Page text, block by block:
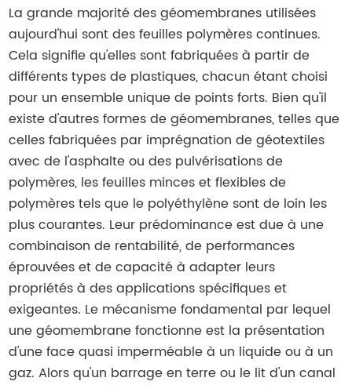
La grande majorité des géomembranes utilisées
aujourd'hui sont des feuilles polymères continues.
Cela signifie qu'elles sont fabriquées à partir de
différents types de plastiques, chacun étant choisi
pour un ensemble unique de points forts. Bien qu'il
existe d'autres formes de géomembranes, telles que
celles fabriquées par imprégnation de géotextiles
avec de l'asphalte ou des pulvérisations de
polymères, les feuilles minces et flexibles de
polymères tels que le polyéthylène sont de loin les
plus courantes. Leur prédominance est due à une
combinaison de rentabilité, de performances
éprouvées et de capacité à adapter leurs
propriétés à des applications spécifiques et
exigeantes. Le mécanisme fondamental par lequel
une géomembrane fonctionne est la présentation
d'une face quasi imperméable à un liquide ou à un
gaz. Alors qu'un barrage en terre ou le lit d'un canal